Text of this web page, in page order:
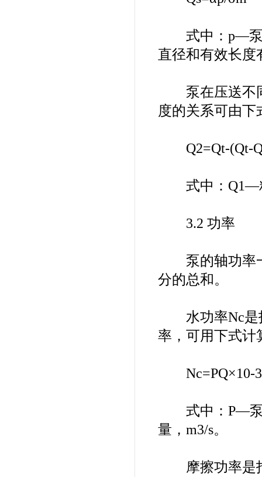
式中：p—泵
直径和有效长度
泵在压送不同
度的关系可由下
Q2=Qt-(Qt-
式中：Q1—粘
3.2 功率
泵的轴功率一
分的总和。
水功率Nc是
率，可用下式计
Nc=PQ×10-3
式中：P—泵
量，m3/s。
摩擦功率是指